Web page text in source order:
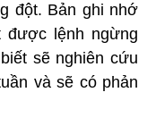
đột. Bản ghi nhớ
được lệnh ngừng
sẽ nghiên cứu
và sẽ có phản